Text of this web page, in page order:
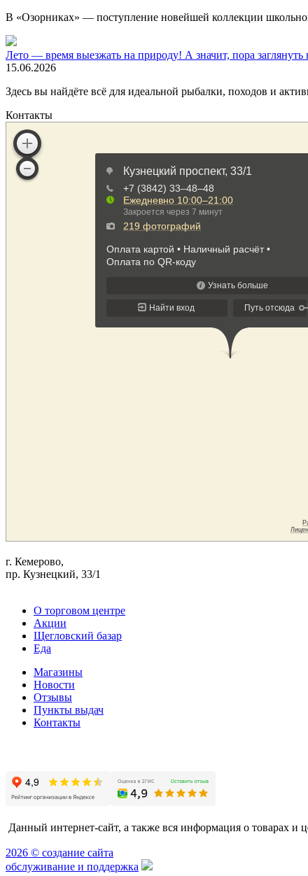
В «Озорниках» — поступление новейшей коллекции
Лето — время выезжать на природу! А значит, пора
15.06.2026
Здесь вы найдёте всё для идеальной рыбалки, походов и
Контакты
г. Кемерово,
пр. Кузнецкий, 33/1
О торговом центре
Акции
Щегловский базар
Еда
Магазины
Новости
Отзывы
Пункты выдач
Контакты
Данный интернет-сайт, а также вся информация о товарах и
2026 © создание сайта
обслуживание и поддержка